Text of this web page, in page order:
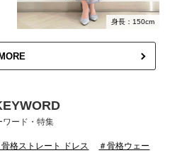
身長：150cm
ワード・特集
骨格ストレート ドレス
＃骨格ウェー